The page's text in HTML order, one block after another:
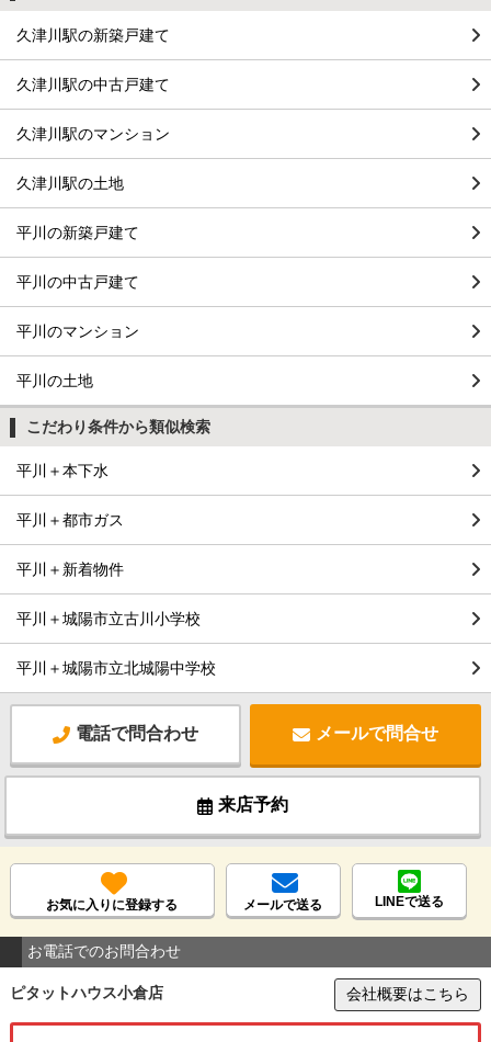
久津川駅の新築戸建て
久津川駅の中古戸建て
久津川駅のマンション
久津川駅の土地
平川の新築戸建て
平川の中古戸建て
平川のマンション
平川の土地
こだわり条件から類似検索
平川＋本下水
平川＋都市ガス
平川＋新着物件
平川＋城陽市立古川小学校
平川＋城陽市立北城陽中学校
電話で問合わせ メールで問合せ
来店予約
お気に入りに登録する メールで送る LINEで送る
お電話でのお問合わせ
ピタットハウス小倉店 会社概要はこちら